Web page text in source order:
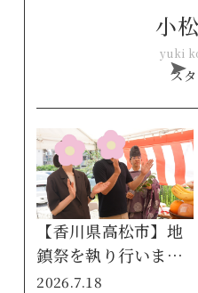
小
yuki
ス
【香川県高松市】地
鎮祭を執り行いまし
た！｜愛媛・香川・
2026.7.18